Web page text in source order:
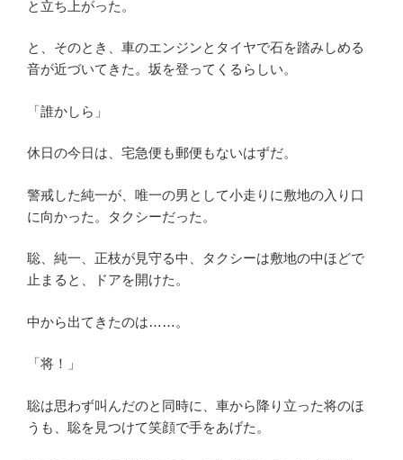
と立ち上がった。
と、そのとき、車のエンジンとタイヤで石を踏みしめる
音が近づいてきた。坂を登ってくるらしい。
「誰かしら」
休日の今日は、宅急便も郵便もないはずだ。
警戒した純一が、唯一の男として小走りに敷地の入り口
に向かった。タクシーだった。
聡、純一、正枝が見守る中、タクシーは敷地の中ほどで
止まると、ドアを開けた。
中から出てきたのは……。
「将！」
聡は思わず叫んだのと同時に、車から降り立った将のほ
うも、聡を見つけて笑顔で手をあげた。